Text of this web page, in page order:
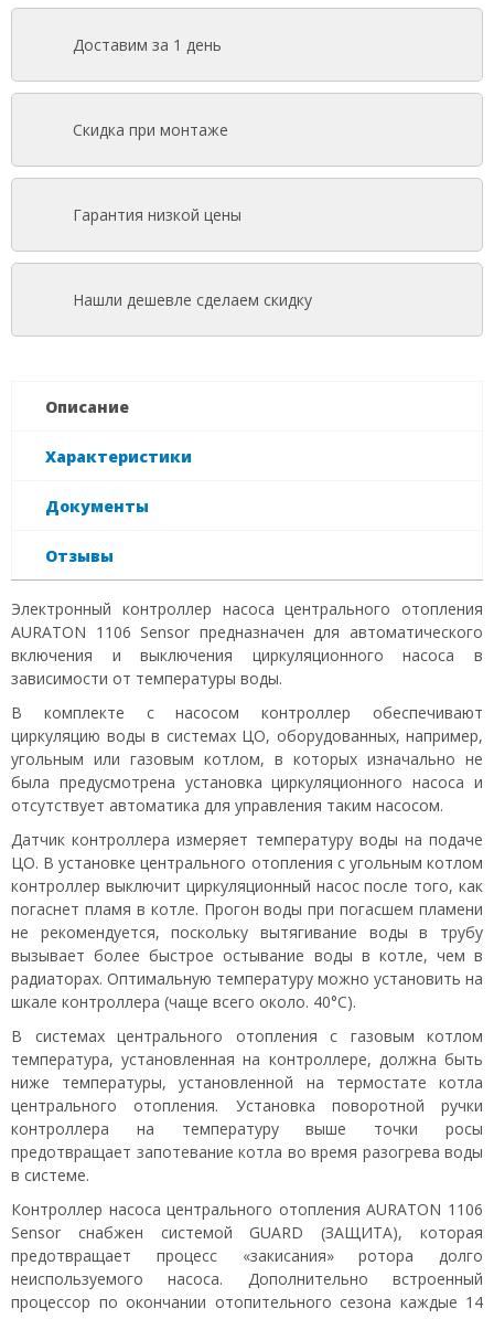
Доставим за 1 день
Скидка при монтаже
Гарантия низкой цены
Нашли дешевле сделаем скидку
Описание
Характеристики
Документы
Отзывы
Электронный контроллер насоса центрального отопления
АURATON 1106 Sensor предназначен для автоматического
включения и выключения циркуляционного насоса в
зависимости от температуры воды.
В комплекте с насосом контроллер обеспечивают
циркуляцию воды в системах ЦО, оборудованных, например,
угольным или газовым котлом, в которых изначально не
была предусмотрена установка циркуляционного насоса и
отсутствует автоматика для управления таким насосом.
Датчик контроллера измеряет температуру воды на подаче
ЦО. В установке центрального отопления с угольным котлом
контроллер выключит циркуляционный насос после того, как
погаснет пламя в котле. Прогон воды при погасшем пламени
не рекомендуется, поскольку вытягивание воды в трубу
вызывает более быстрое остывание воды в котле, чем в
радиаторах. Оптимальную температуру можно установить на
шкале контроллера (чаще всего около. 40°С).
В системах центрального отопления с газовым котлом
температура, установленная на контроллере, должна быть
ниже температуры, установленной на термостате котла
центрального отопления. Установка поворотной ручки
контроллера на температуру выше точки росы
предотвращает запотевание котла во время разогрева воды
в системе.
Контроллер насоса центрального отопления АURATON 1106
Sensor снабжен системой GUARD (ЗАЩИТА), которая
предотвращает процесс «закисания» ротора долго
неиспользуемого насоса. Дополнительно встроенный
процессор по окончании отопительного сезона каждые 14